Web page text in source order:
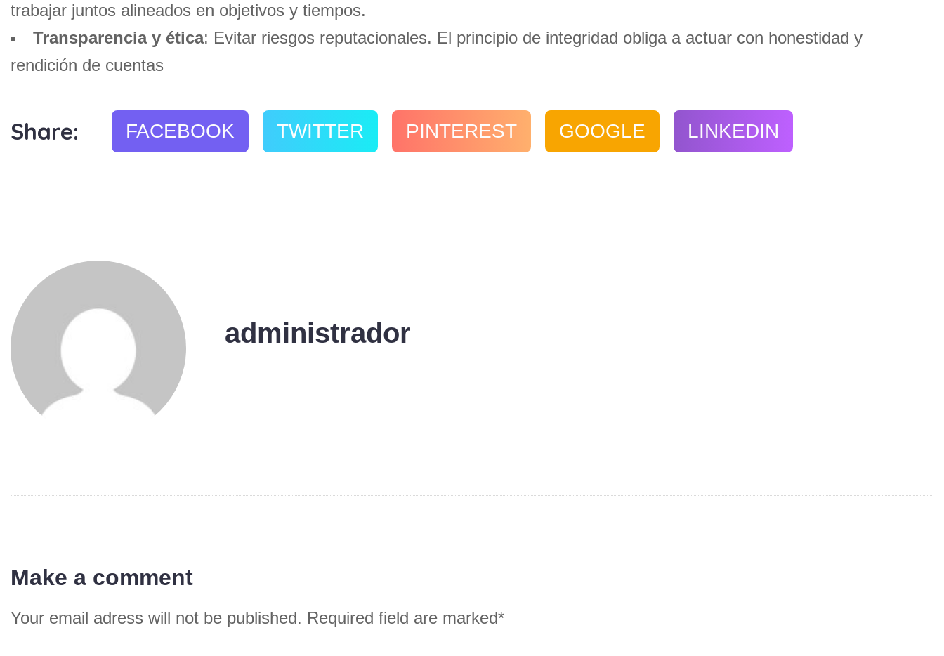
trabajar juntos alineados en objetivos y tiempos.
Transparencia y ética: Evitar riesgos reputacionales. El principio de integridad obliga a actuar con honestidad y
rendición de cuentas
Share: FACEBOOK TWITTER PINTEREST GOOGLE LINKEDIN
administrador
Make a comment
Your email adress will not be published. Required field are marked*